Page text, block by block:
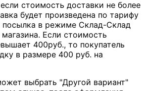
стоимость доставки не более
будет произведена по тарифу
посылка в режиме Склад-Склад
Если стоимость
400руб., то покупатель
в размере 400 руб. на
выбрать "Другой вариант"